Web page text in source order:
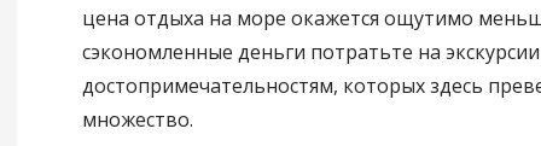
цена отдыха на море окажется ощутимо
сэкономленные деньги потратьте на
достопримечательностям, которых здесь
множество.